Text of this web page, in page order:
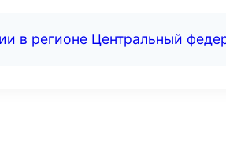
в регионе Центральный